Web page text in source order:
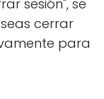
sesión", se
cerrar
para